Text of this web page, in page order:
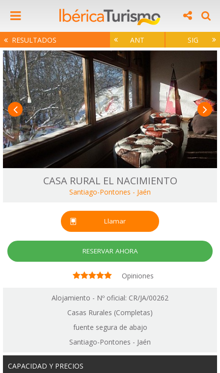
RESULTADOS ANT SIG
CASA RURAL EL NACIMIENTO
Santiago-Pontones - Jaén
Llamar
RESERVAR AHORA
Opiniones
Alojamiento - Nº oficial: CR/JA/00262
Casas Rurales (Completas)
fuente segura de abajo
Santiago-Pontones - Jaén
CAPACIDAD Y PRECIOS